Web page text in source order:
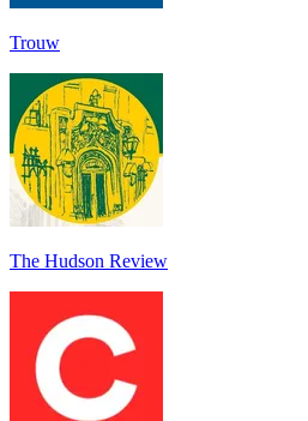
Trouw
The Hudson Review